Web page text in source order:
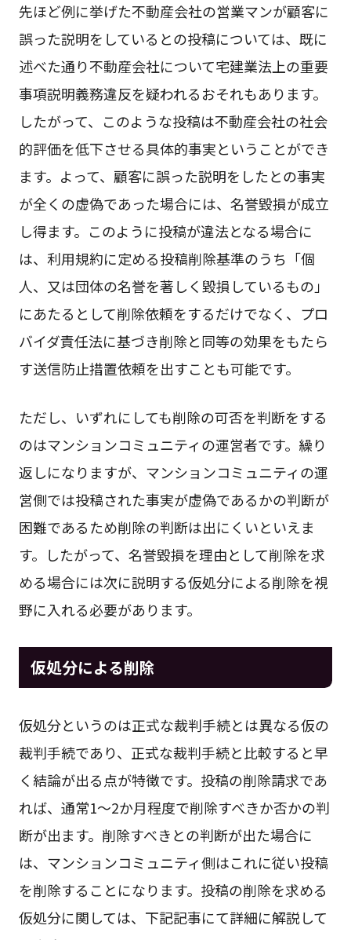
先ほど例に挙げた不動産会社の営業マンが顧客に
誤った説明をしているとの投稿については、既に
述べた通り不動産会社について宅建業法上の重要
事項説明義務違反を疑われるおそれもあります。
したがって、このような投稿は不動産会社の社会
的評価を低下させる具体的事実ということができ
ます。よって、顧客に誤った説明をしたとの事実
が全くの虚偽であった場合には、名誉毀損が成立
し得ます。このように投稿が違法となる場合に
は、利用規約に定める投稿削除基準のうち「個
人、又は団体の名誉を著しく毀損しているもの」
にあたるとして削除依頼をするだけでなく、プロ
バイダ責任法に基づき削除と同等の効果をもたら
す送信防止措置依頼を出すことも可能です。
ただし、いずれにしても削除の可否を判断をする
のはマンションコミュニティの運営者です。繰り
返しになりますが、マンションコミュニティの運
営側では投稿された事実が虚偽であるかの判断が
困難であるため削除の判断は出にくいといえま
す。したがって、名誉毀損を理由として削除を求
める場合には次に説明する仮処分による削除を視
野に入れる必要があります。
仮処分による削除
仮処分というのは正式な裁判手続とは異なる仮の
裁判手続であり、正式な裁判手続と比較すると早
く結論が出る点が特徴です。投稿の削除請求であ
れば、通常1～2か月程度で削除すべきか否かの判
断が出ます。削除すべきとの判断が出た場合に
は、マンションコミュニティ側はこれに従い投稿
を削除することになります。投稿の削除を求める
仮処分に関しては、下記記事にて詳細に解説して